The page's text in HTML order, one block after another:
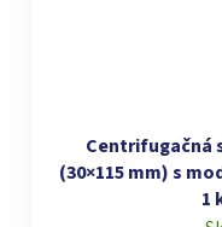
Centrifugačná
(30×115 mm) s
1